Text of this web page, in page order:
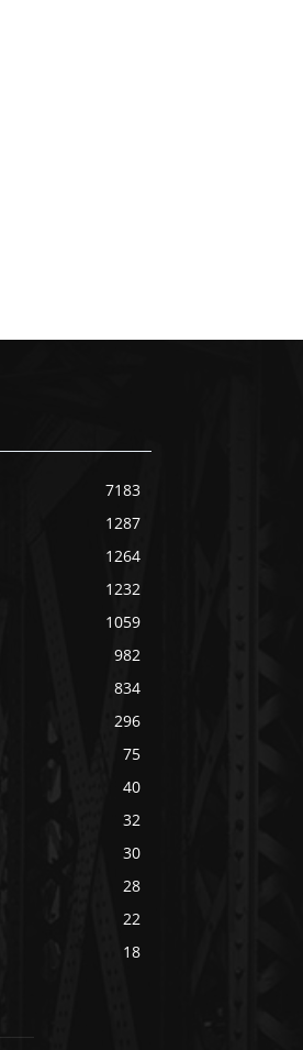
7183
1287
1264
1232
1059
982
834
296
75
40
32
30
28
22
18